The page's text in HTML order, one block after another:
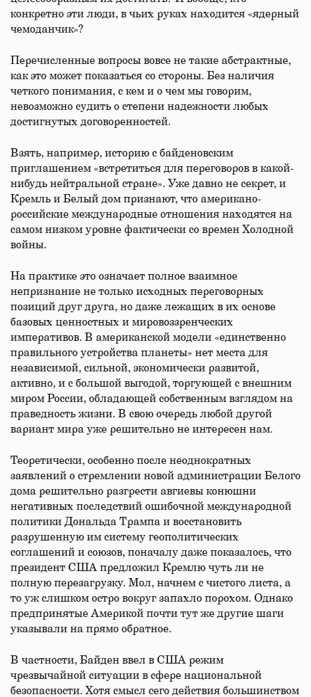
конкретно эти люди, в чьих руках находится «ядерный
чемоданчик»?
Перечисленные вопросы вовсе не такие абстрактные,
как это может показаться со стороны. Без наличия
четкого понимания, с кем и о чем мы говорим,
невозможно судить о степени надежности любых
достигнутых договоренностей.
Взять, например, историю с байденовским
приглашением «встретиться для переговоров в какой-
нибудь нейтральной стране». Уже давно не секрет, и
Кремль и Белый дом признают, что американо-
российские международные отношения находятся на
самом низком уровне фактически со времен Холодной
войны.
На практике это означает полное взаимное
непризнание не только исходных переговорных
позиций друг друга, но даже лежащих в их основе
базовых ценностных и мировоззренческих
императивов. В американской модели «единственно
правильного устройства планеты» нет места для
независимой, сильной, экономически развитой,
активно, и с большой выгодой, торгующей с внешним
миром России, обладающей собственным взглядом на
праведность жизни. В свою очередь любой другой
вариант мира уже решительно не интересен нам.
Теоретически, особенно после неоднократных
заявлений о стремлении новой администрации Белого
дома решительно разгрести авгиевы конюшни
негативных последствий ошибочной международной
политики Дональда Трампа и восстановить
разрушенную им систему геополитических
соглашений и союзов, поначалу даже показалось, что
президент США предложил Кремлю чуть ли не
полную перезагрузку. Мол, начнем с чистого листа, а
то уж слишком остро вокруг запахло порохом. Однако
предпринятые Америкой почти тут же другие шаги
указывали на прямо обратное.
В частности, Байден ввел в США режим
чрезвычайной ситуации в сфере национальной
безопасности. Хотя смысл сего действия большинством